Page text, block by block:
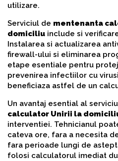
utilizare.
Serviciul de mentenanta
domiciliu include si
Instalarea si actualizarea
firewall-ului si eliminarea
etape esentiale pentru
prevenirea infectiilor cu
beneficiaza astfel de un
Un avantaj esential al
calculator Unirii la
interventiei. Tehnicianul
cateva ore, fara a necesita
fara perioade lungi de
folosi calculatorul imediat